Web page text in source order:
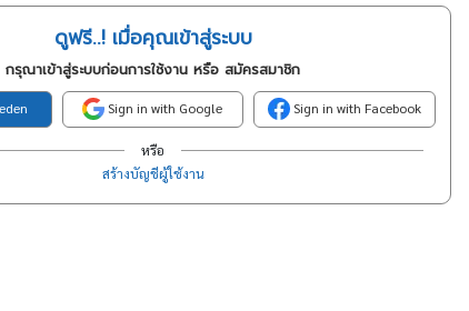
ดูฟรี..! เมื่อคุณเข้าสู่ระบบ
กรุณาเข้าสู่ระบบก่อนการใช้งาน หรือ สมัครสมาชิก
Sign in with Google Sign in with Facebook
หรือ
สร้างบัญชีผู้ใช้งาน